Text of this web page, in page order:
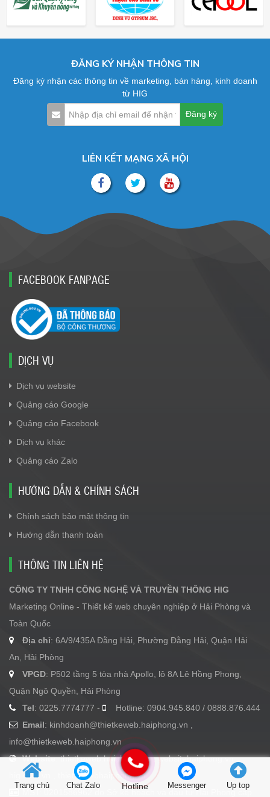
ĐĂNG KÝ NHẬN THÔNG TIN
Đăng ký nhận các thông tin về marketing, bán hàng, kinh doanh
từ HIG
LIÊN KẾT MẠNG XÃ HỘI
FACEBOOK FANPAGE
DỊCH VỤ
Dịch vụ website
Quảng cáo Google
Quảng cáo Facebook
Dịch vụ khác
Quảng cáo Zalo
HƯỚNG DẪN & CHÍNH SÁCH
Chính sách bảo mật thông tin
Hướng dẫn thanh toán
THÔNG TIN LIÊN HỆ
CÔNG TY TNHH CÔNG NGHỆ VÀ TRUYỀN THÔNG HIG
Marketing Online - Thiết kế web chuyên nghiệp ở Hải Phòng và
Toàn Quốc
Địa chỉ: 6A/9/435A Đằng Hải, Phường Đằng Hải, Quận Hải
An, Hải Phòng
VPGD: P502 tầng 5 tòa nhà Apollo, lô 8A Lê Hồng Phong,
Quận Ngô Quyền, Hải Phòng
Tel: 0225.7774777 -
Hotline: 0904.945.840 / 0888.876.444
Email: kinhdoanh@thietkeweb.haiphong.vn
info@thietkeweb.haiphong.vn
Website: thietkeweb.haiphong.vn , websitehaiphong.vn ,
hig.com.vn , thietkewebhaiphong.vn
MST: 0201586962 do Sở kế hoạch và đầu tư Hải Phòng cấp
Trang chủ Chat Zalo Hotline Messenger Up top